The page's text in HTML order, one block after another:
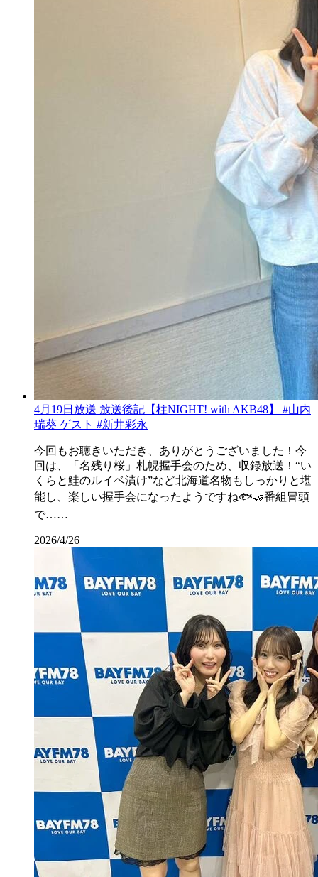
4月19日放送 放送後記【柱NIGHT! with AKB48】 #山内
瑞葵 ゲスト #新井彩永
今回もお聴きいただき、ありがとうございました！今
回は、「名残り桜」札幌握手会のため、収録放送！“い
くらと鮭のルイベ漬け”など北海道名物もしっかりと堪
能し、楽しい握手会になったようですね🐟🤝番組冒頭
で……
2026/4/26